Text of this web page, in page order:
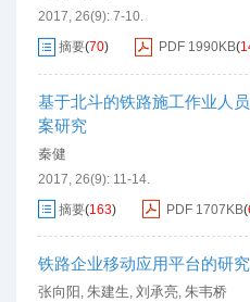
2017, 26(9): 7-10.
摘要(70) PDF 1990KB(
基于北斗的铁路施工作业人
案研究
秦健
2017, 26(9): 11-14.
摘要(163) PDF 1707KB(
铁路企业移动应用平台的研
张向阳 , 朱建生, 刘承亮, 朱韦桥